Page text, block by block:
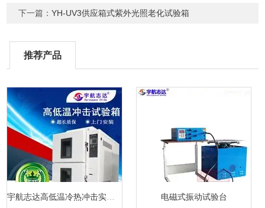
下一篇：YH-UV3供应箱式紫外光照老化试验箱
推荐产品
电磁式振动试验台